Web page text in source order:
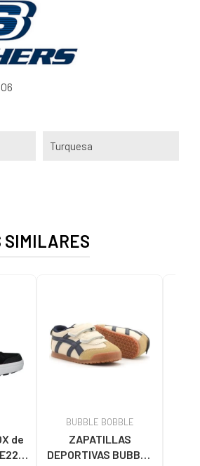
Turquesa
SIMILARES
J
BUBBLE BOBBLE
ZAPATILLAS
DEPORTIVAS BUBBLE